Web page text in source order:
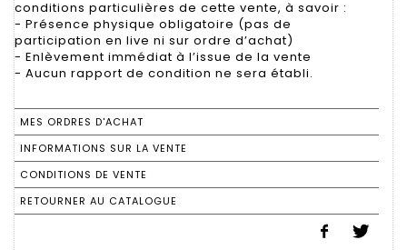
conditions particulières de cette vente, à savoir :
- Présence physique obligatoire (pas de
participation en live ni sur ordre d’achat)
- Enlèvement immédiat à l’issue de la vente
- Aucun rapport de condition ne sera établi.
MES ORDRES D'ACHAT
INFORMATIONS SUR LA VENTE
CONDITIONS DE VENTE
RETOURNER AU CATALOGUE